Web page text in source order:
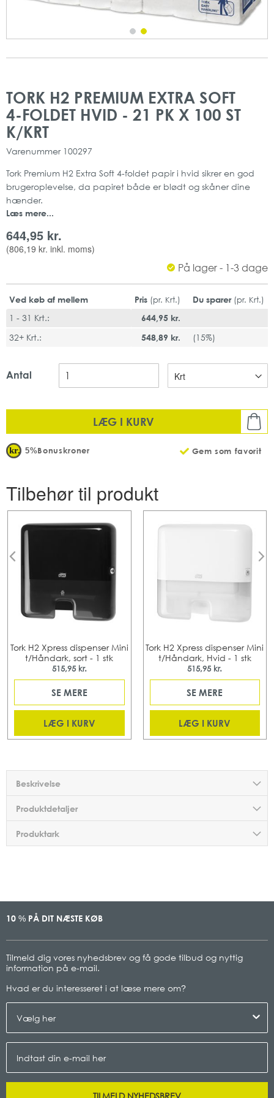
TORK H2 PREMIUM EXTRA SOFT
4-FOLDET HVID - 21 PK X 100 ST
K/KRT
Varenummer 100297
Tork Premium H2 Extra Soft 4-foldet papir i hvid sikrer en god
brugeroplevelse, da papiret både er blødt og skåner dine
hænder.
Dette er altså det perfekte papir til dig, som ønsker en
oplevelse af høj kvalitet med papirets gode sugeevne, bløde
og stærke kvalitet.
Passer samme med H" Dispensere fra Tork.
Farve: Hvis m. Bladmotiv
System: H2 - Interfold-håndklædesystem
QuickDry - Bedre absorbering, stærkere kvalitet
Fødevaregodkendt
FSC-godkendt
EU-Ecolabel
Læs mere...
644,95 kr.
(806,19 kr. inkl. moms)
På lager - 1-3 dage
Ved køb af mellem Pris (pr. Krt.) Du sparer (pr. Krt.)
1 - 31 Krt.:
644,95 kr.
32+ Krt.:
548,89 kr. (15%)
Antal
LÆG I KURV
Gem som favorit
5%Bonuskroner
slutningen
af
billedgalleriet
starten
af
billedgalleriet
Tilbehør til produkt
Tork H2 Xpress dispenser Mini
t/Håndark, sort - 1 stk
515,95 kr.
SE MERE
LÆG I KURV
Tork H2 Xpress dispenser Mini
t/Håndark, Hvid - 1 stk
515,95 kr.
SE MERE
LÆG I KURV
Beskrivelse
Produktdetaljer
Produktark
10 % PÅ DIT NÆSTE KØB
Tilmeld dig vores nyhedsbrev og få gode tilbud og nyttig
information på e-mail.
Hvad er du interesseret i at læse mere om?
TILMELD NYHEDSBREV